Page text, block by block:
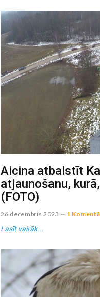
Aicina atbalstīt
atjaunošanu,
(FOTO)
26 decembris 2023 -- 1
Lasīt vairāk...